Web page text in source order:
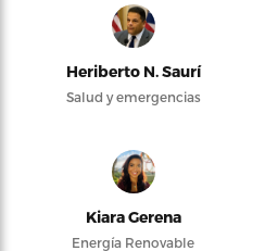
Heriberto N. Saurí
Salud y emergencias
Kiara Gerena
Energía Renovable